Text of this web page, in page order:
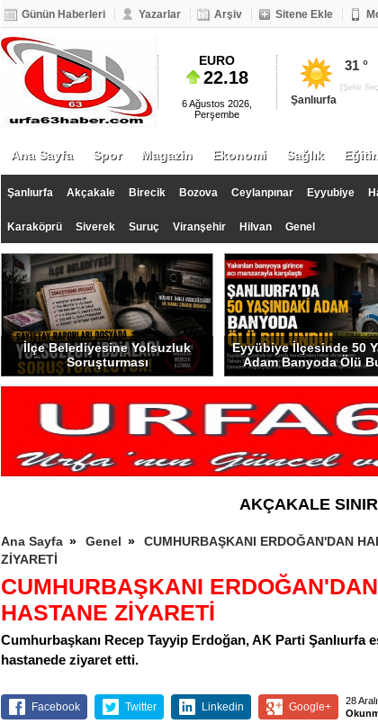
Günün Haberleri Yazarlar Arşiv Sitene Ekle
BIST 100
5.093
EURO
22.18
DOLAR
20.17
6 Ağustos 2026,
Perşembe
Şanlıurfa
[Şehir
31 °
Ana Sayfa Spor Magazin Ekonomi Sağlık
Şanlıurfa Akçakale Birecik Bozova Ceylanpınar Eyyubiye
Karaköprü Siverek Suruç Viranşehir Hilvan Genel
İlçe Belediyesine Yolsuzluk
Soruşturması
Eyyübiye İlçesinde 50
Adam Banyoda Ölü
AKÇAKALE
Ana Sayfa » Genel » CUMHURBAŞKANI ERDOĞAN'DAN
ZİYARETİ
CUMHURBAŞKANI
HASTANE ZİYARETİ
Cumhurbaşkanı Recep Tayyip Erdoğan, AK Parti Şanlıurfa
hastanede ziyaret etti.
Facebook Twitter Linkedin Google+
28